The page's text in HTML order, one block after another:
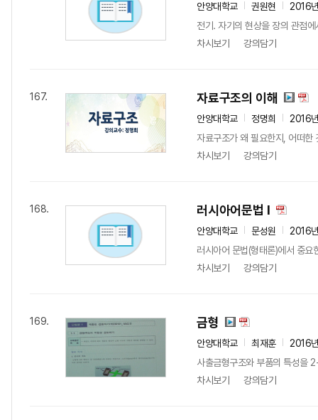
안양대학교 권원현
2016
전기. 자기의 현상을 장의 관점
차시보기
강의담기
167. 자료구조의 이해
안양대학교 정명희
2016
자료구조가 왜 필요한지, 어떠한
차시보기
강의담기
168. 러시아어문법 I
안양대학교 문성원
2016
러시아어 문법(형태론)에서 중
차시보기
강의담기
169. 금형
안양대학교 최재훈
2016
사출금형구조와 부품의 특성을
차시보기
강의담기